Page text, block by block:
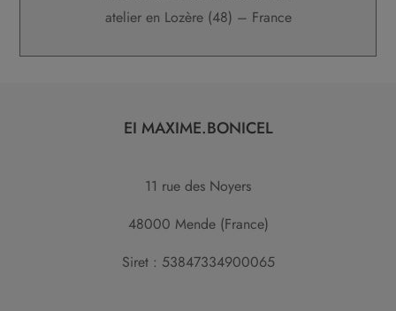
atelier en Lozère (48) – France
EI MAXIME.BONICEL
11 rue des Noyers
48000 Mende (France)
Siret : 53847334900065
Maxime